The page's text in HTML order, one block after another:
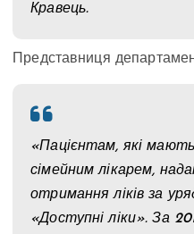
Кравець.
Представниця
«Пацієнтам, які мають
сімейним лікарем,
отримання ліків за
«Доступні ліки». За